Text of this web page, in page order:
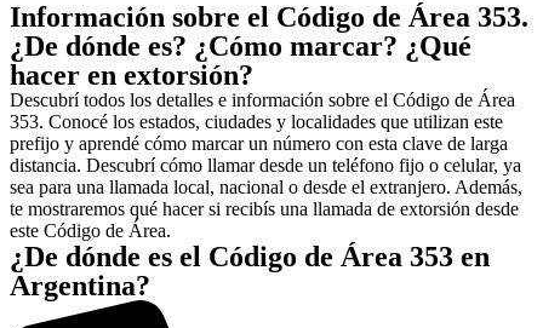
Información sobre el Código de Área 353.
¿De dónde es? ¿Cómo marcar? ¿Qué
hacer en extorsión?
Descubrí todos los detalles e información sobre el Código de Área
353. Conocé los estados, ciudades y localidades que utilizan este
prefijo y aprendé cómo marcar un número con esta clave de larga
distancia. Descubrí cómo llamar desde un teléfono fijo o celular, ya
sea para una llamada local, nacional o desde el extranjero. Además,
te mostraremos qué hacer si recibís una llamada de extorsión desde
este Código de Área.
¿De dónde es el Código de Área 353 en
Argentina?